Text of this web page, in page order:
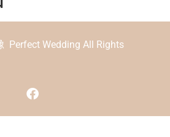
Perfect Wedding All Rights